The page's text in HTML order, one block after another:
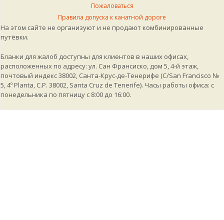
Пожаловаться
Правила допуска к канатной дороге
На этом сайте не организуют и не продают комбинированные
путёвки.
Бланки для жалоб доступны для клиентов в наших офисах,
расположенных по адресу: ул. Сан Франсиско, дом 5, 4-й этаж,
почтовый индекс 38002, Санта-Крус-де-Тенерифе (C/San Francisco №
5, 4º Planta, C.P. 38002, Santa Cruz de Tenerife). Часы работы офиса: с
понедельника по пятницу с 8:00 до 16:00.